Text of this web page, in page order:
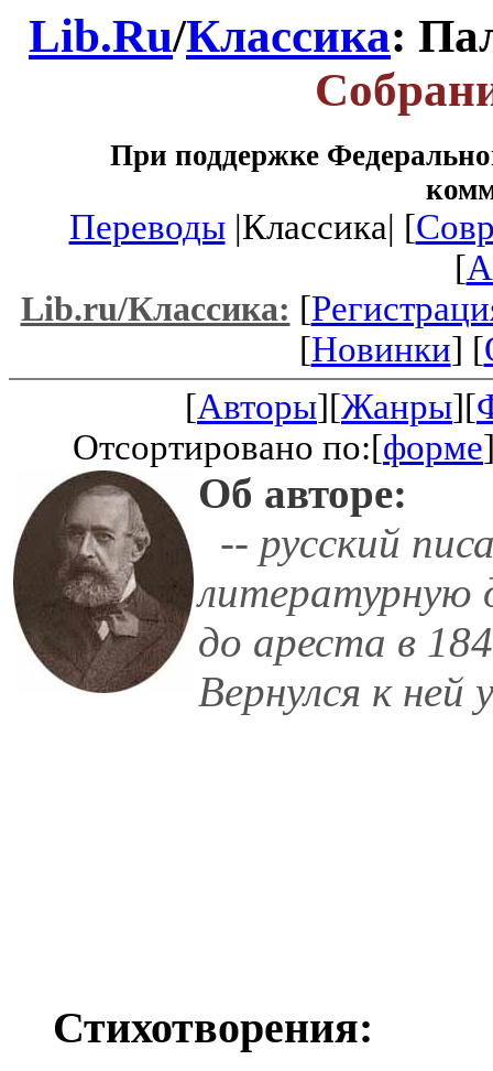
Lib.Ru/Классика:
При поддержке
Переводы|Классика| [
[
Lib.ru/Классика: [
[Новинки] [
[Авторы][Жанры][
Отсортировано по:[форме
Об авторе:
-- русский
литературную
до ареста в
Вернулся к ней
Стихотворения: